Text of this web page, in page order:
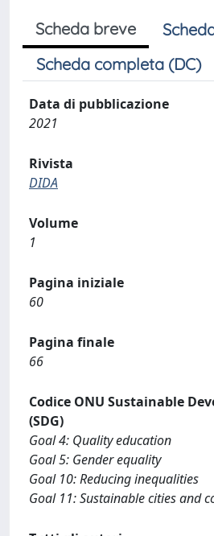
Scheda breve
Scheda completa (DC)
Data di pubblicazione
2021
Rivista
DIDA
Volume
1
Pagina iniziale
60
Pagina finale
66
Codice ONU Sustainable
(SDG)
Goal 4: Quality education
Goal 5: Gender equality
Goal 10: Reducing inequalities
Goal 11: Sustainable cities and